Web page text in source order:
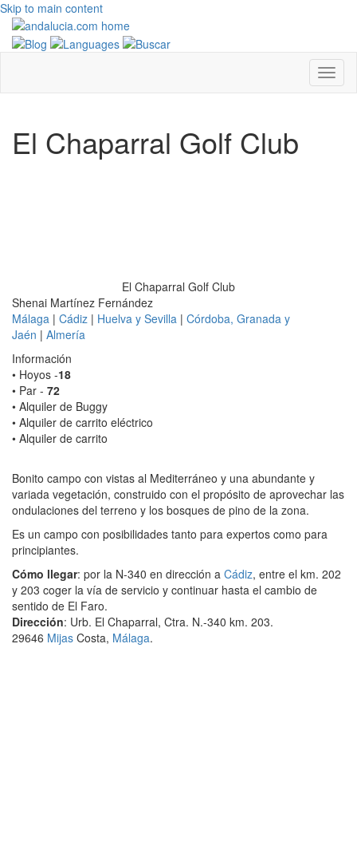
Skip to main content
El Chaparral Golf Club
El Chaparral Golf Club
Shenai Martínez Fernández
Málaga | Cádiz | Huelva y Sevilla | Córdoba, Granada y
Jaén | Almería
Información
• Hoyos -18
• Par - 72
• Alquiler de Buggy
• Alquiler de carrito eléctrico
• Alquiler de carrito
Bonito campo con vistas al Mediterráneo y una abundante y
variada vegetación, construido con el propósito de aprovechar las
ondulaciones del terreno y los bosques de pino de la zona.
Es un campo con posibilidades tanto para expertos como para
principiantes.
Cómo llegar: por la N-340 en dirección a Cádiz, entre el km. 202
y 203 coger la vía de servicio y continuar hasta el cambio de
sentido de El Faro.
Dirección: Urb. El Chaparral, Ctra. N.-340 km. 203.
29646 Mijas Costa, Málaga.